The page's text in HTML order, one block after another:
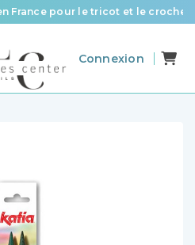
France pour le tricot et le crochet
€ d’achat
Connexion